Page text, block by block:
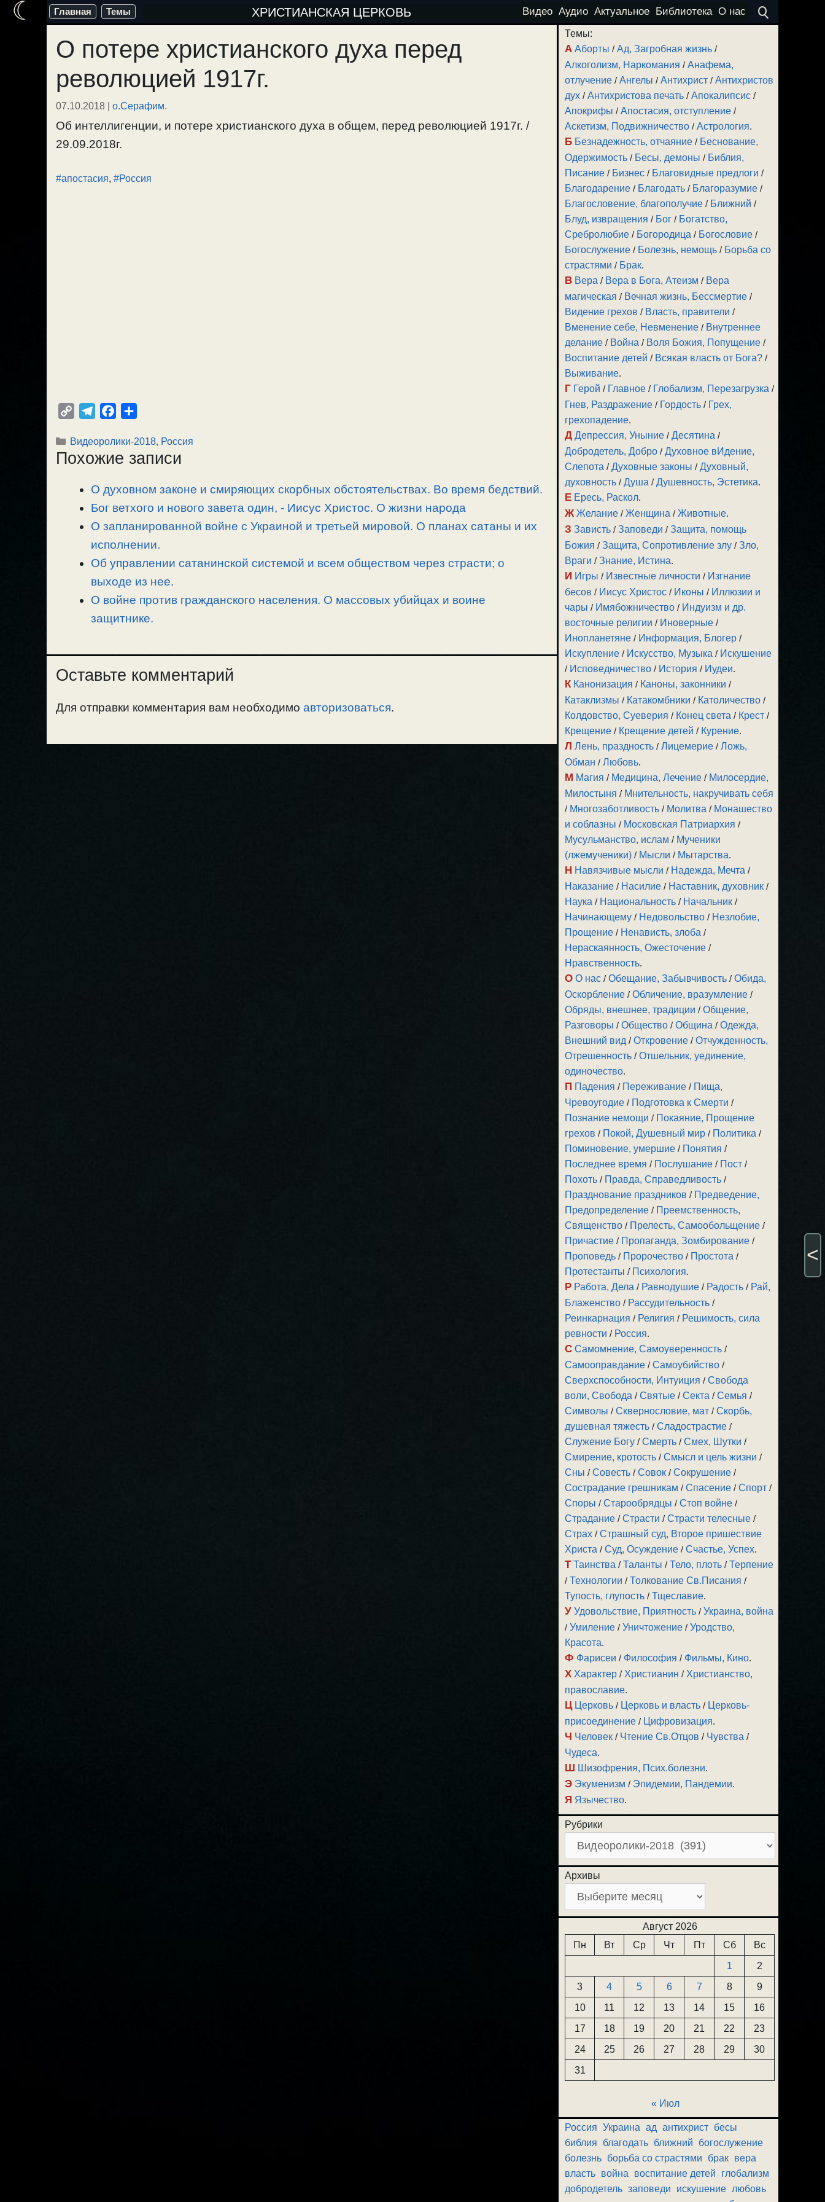
Перейти
содержимому
Главная Темы ХРИСТИАНСКАЯ ЦЕРКОВЬ Видео Аудио Актуальное Библиотека О нас
О потере христианского духа перед
революцией 1917г.
07.10.2018 | о.Серафим.
Об интеллигенции, и потере христианского духа в общем, перед революцией 1917г. /
29.09.2018г.
#апостасия, #Россия
p
y
l
e
r
a
m
c
e
o
o
k
п
р
в
и
т
Рубрики
Видеоролики-2018, Россия
Похожие записи
О духовном законе и смиряющих скорбных обстоятельствах. Во время бедствий.
Бог ветхого и нового завета один, -­ Иисус Христос. О жизни народа
О запланированной войне с Украиной и третьей мировой. О планах сатаны и их
исполнении.
Об управлении сатанинской системой и всем обществом через страсти; о
выходе из нее.
О войне против гражданского населения. О массовых убийцах и воине
защитнике.
Оставьте комментарий
Для отправки комментария вам необходимо авторизоваться.
Темы:
А Аборты /Ад, Загробная жизнь /
Алкоголизм, Наркомания /Анафема,
отлучение /Ангелы /Антихрист /Антихристов
дух /Антихристова печать /Апокалипсис /
Апокрифы /Апостасия, отступление /
Аскетизм, Подвижничество /Астрология.
Б Безнадежность, отчаяние / Беснование,
Одержимость / Бесы, демоны / Библия,
Писание / Бизнес / Благовидные предлоги /
Благодарение / Благодать / Благоразумие /
Благословение, благополучие / Ближний /
Блуд, извращения / Бог / Богатство,
Сребролюбие / Богородица / Богословие /
Богослужение / Болезнь, немощь / Борьба со
страстями / Брак.
В Вера / Вера в Бога, Атеизм / Вера
магическая / Вечная жизнь, Бессмертие /
Видение грехов / Власть, правители /
Вменение себе, Невменение / Внутреннее
делание / Война / Воля Божия, Попущение /
Воспитание детей / Всякая власть от Бога? /
Выживание.
Г Герой / Главное / Глобализм, Перезагрузка /
Гнев, Раздражение / Гордость / Грех,
грехопадение.
Д Депрессия, Уныние /Десятина /
Добродетель, Добро /Духовное вИдение,
Слепота /Духовные законы /Духовный,
духовность /Душа /Душевность, Эстетика.
Е Ересь, Раскол.
Ж Желание /Женщина /Животные.
З Зависть /Заповеди /Защита, помощь
Божия /Защита, Сопротивление злу /Зло,
Враги /Знание, Истина.
И Игры / Известные личности / Изгнание
бесов / Иисус Христос / Иконы / Иллюзии и
чары / Имябожничество / Индуизм и др.
восточные религии / Иноверные /
Инопланетяне / Информация, Блогер /
Искупление / Искусство, Музыка / Искушение
/ Исповедничество / История / Иудеи.
К Канонизация / Каноны, законники /
Катаклизмы / Катакомбники / Католичество /
Колдовство, Суеверия / Конец света / Крест /
Крещение / Крещение детей / Курение.
Л Лень, праздность /Лицемерие /Ложь,
Обман /Любовь.
М Магия / Медицина, Лечение / Милосердие,
Милостыня / Мнительность, накручивать себя
/ Многозаботливость / Молитва / Монашество
и соблазны / Московская Патриархия /
Мусульманство, ислам / Мученики
(лжемученики) / Мысли / Мытарства.
Н Навязчивые мысли / Надежда, Мечта /
Наказание / Насилие / Наставник, духовник /
Наука / Национальность / Начальник /
Начинающему / Недовольство / Незлобие,
Прощение / Ненависть, злоба /
Нераскаянность, Ожесточение /
Нравственность.
О О нас /Обещание, Забывчивость /Обида,
Оскорбление /Обличение, вразумление /
Обряды, внешнее, традиции /Общение,
Разговоры /Общество /Община /Одежда,
Внешний вид /Откровение /Отчужденность,
Отрешенность /Отшельник, уединение,
одиночество.
П Падения / Переживание / Пища,
Чревоугодие / Подготовка к Смерти /
Познание немощи / Покаяние, Прощение
грехов / Покой, Душевный мир / Политика /
Поминовение, умершие / Понятия /
Последнее время / Послушание / Пост /
Похоть / Правда, Справедливость /
Празднование праздников / Предведение,
Предопределение / Преемственность,
Священство / Прелесть, Самообольщение /
Причастие / Пропаганда, Зомбирование /
Проповедь / Пророчество / Простота /
Протестанты / Психология.
Р Работа, Дела / Равнодушие / Радость / Рай,
Блаженство / Рассудительность /
Реинкарнация / Религия / Решимость, сила
ревности / Россия.
С Самомнение, Самоуверенность /
Самооправдание /Самоубийство /
Сверхспособности, Интуиция /Свобода
воли, Свобода /Святые /Секта /Семья /
Символы /Сквернословие, мат /Скорбь,
душевная тяжесть /Сладострастие /
Служение Богу /Смерть /Смех, Шутки /
Смирение, кротость /Смысл и цель жизни /
Сны /Совесть /Совок /Сокрушение /
Сострадание грешникам /Спасение /Спорт /
Споры /Старообрядцы /Стоп войне /
Страдание /Страсти /Страсти телесные /
Страх /Страшный суд, Второе пришествие
Христа /Суд, Осуждение /Счастье, Успех.
Т Таинства /Таланты /Тело, плоть /Терпение
/Технологии /Толкование Св.Писания /
Тупость, глупость /Тщеславие.
У Удовольствие, Приятность /Украина, война
/Умиление /Уничтожение /Уродство,
Красота.
Ф Фарисеи / Философия / Фильмы, Кино.
Х Характер / Христианин / Христианство,
православие.
Ц Церковь / Церковь и власть / Церковь-
присоединение / Цифровизация.
Ч Человек / Чтение Св.Отцов / Чувства /
Чудеса.
Ш Шизофрения, Псих.болезни.
Э Экуменизм / Эпидемии, Пандемии.
Я Язычество.
Рубрики
Архивы
Август 2026
Пн
Вт Ср Чт Пт Сб
Вс
1
2
3
4 5 6 7 8
9
10
11 12 13 14 15
16
17
18 19 20 21 22
23
24
25 26 27 28 29
30
31
« Июл
Россия Украина ад антихрист бесы
библия
благодать ближний
богослужение
болезнь борьба со страстями брак вера
власть война воспитание детей
глобализм
добродетель заповеди искушение любовь
☾
<